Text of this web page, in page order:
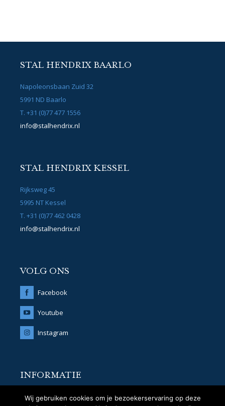
STAL HENDRIX BAARLO
Napoleonsbaan Zuid 32
5991 ND Baarlo
T. +31 (0)77 477 1556
info@stalhendrix.nl
STAL HENDRIX KESSEL
Rijksweg 45
5995 NT Kessel
T. +31 (0)77 462 0428
info@stalhendrix.nl
VOLG ONS
Facebook
Youtube
Instagram
INFORMATIE
© 2018 Stal Hendrix
Wij gebruiken cookies om je bezoekerservaring op deze